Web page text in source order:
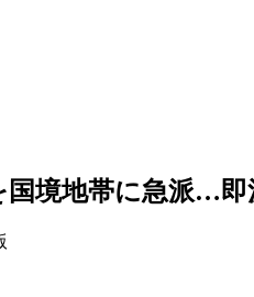
境地帯に急派…即